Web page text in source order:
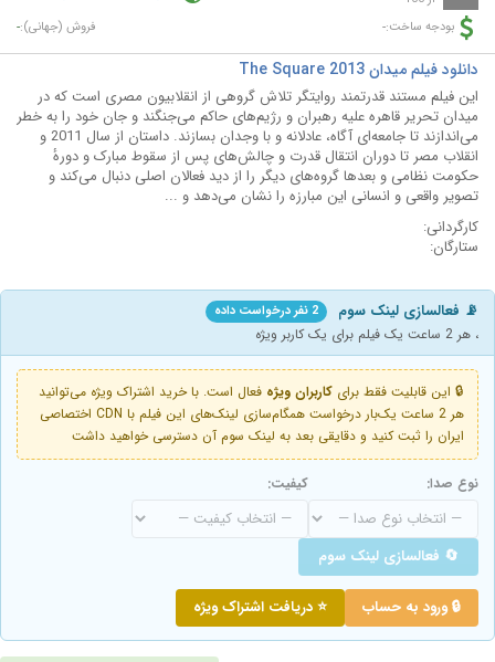
بودجه ساخت:- فروش (جهانی):-
دانلود فیلم میدان The Square 2013
این فیلم مستند قدرتمند روایتگر تلاش گروهی از انقلابیون مصری است که در
میدان تحریر قاهره علیه رهبران و رژیم‌های حاکم می‌جنگند و جان خود را به خطر
می‌اندازند تا جامعه‌ای آگاه، عادلانه و با وجدان بسازند. داستان از سال 2011 و
انقلاب مصر تا دوران انتقال قدرت و چالش‌های پس از سقوط مبارک و دورهٔ
حکومت نظامی و بعدها گروه‌های دیگر را از دید فعالان اصلی دنبال می‌کند و
تصویر واقعی و انسانی این مبارزه را نشان می‌دهد و ...
کارگردانی:
ستارگان:
📡 فعالسازی لینک سوم 2 نفر درخواست داده
، هر 2 ساعت یک فیلم برای یک کاربر ویژه
🔒 این قابلیت فقط برای کاربران ویژه فعال است. با خرید اشتراک ویژه می‌توانید
هر 2 ساعت یک‌بار درخواست همگام‌سازی لینک‌های این فیلم با CDN اختصاصی
ایران را ثبت کنید و دقایقی بعد به لینک سوم آن دسترسی خواهید داشت
نوع صدا: کیفیت:
🔄 فعالسازی لینک سوم
🔒 ورود به حساب ⭐ دریافت اشتراک ویژه